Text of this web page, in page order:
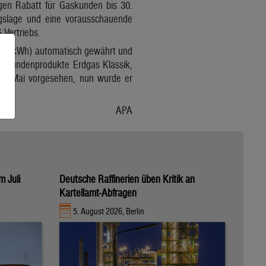
Rabatt für Gaskunden bis 30.
und eine vorausschauende
(kWh) automatisch gewährt und
Erdgas Klassik,
Mai vorgesehen, nun wurde er
APA
Juli
Deutsche Raffinerien üben Kritik an
Kartellamt-Abfragen
5. August 2026, Berlin